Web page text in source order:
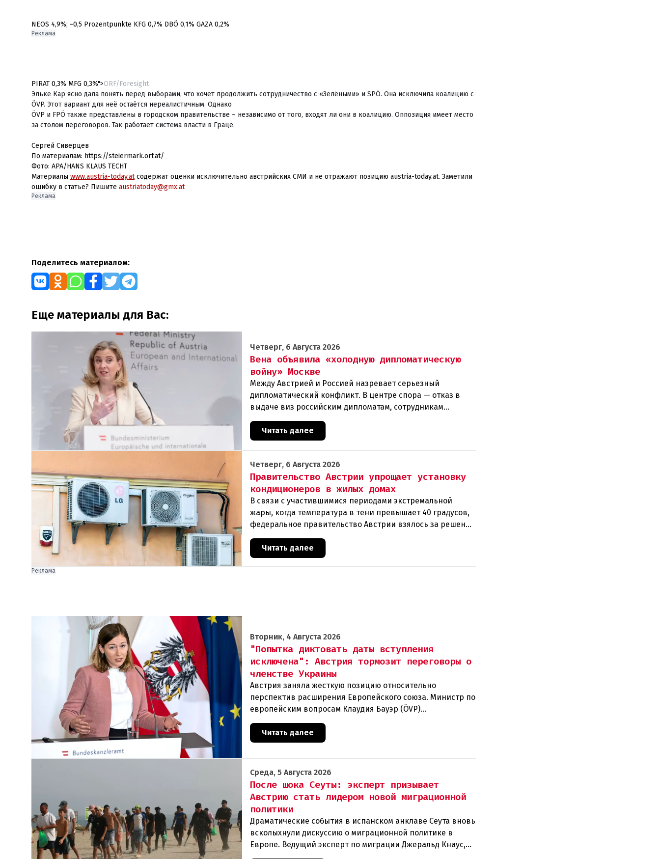
NEOS 4,9%; −0,5 Prozentpunkte KFG 0,7% DBÖ 0,1% GAZA 0,2%
Реклама
PIRAT 0,3% MFG 0,3%">ORF/Foresight
Эльке Кар ясно дала понять перед выборами, что хочет продолжить сотрудничество с «Зелёными» и SPÖ. Она исключила коалицию с
ÖVP. Этот вариант для неё остаётся нереалистичным. Однако
ÖVP и FPÖ также представлены в городском правительстве – независимо от того, входят ли они в коалицию. Оппозиция имеет место
за столом переговоров. Так работает система власти в Граце.
Сергей Сиверцев
По материалам: https://steiermark.orf.at/
Фото: APA/HANS KLAUS TECHT
Материалы www.austria-today.at содержат оценки исключительно австрийских СМИ и не отражают позицию austria-today.at. Заметили
ошибку в статье? Пишите austriatoday@gmx.at
Реклама
Поделитесь материалом:
Еще материалы для Вас:
Четверг, 6 Августа 2026
Вена объявила «холодную дипломатическую
войну» Москве
Между Австрией и Россией назревает серьезный
дипломатический конфликт. В центре спора — отказ в
выдаче виз российским дипломатам, сотрудникам
которые
Читать далее
Четверг, 6 Августа 2026
Правительство Австрии упрощает установку
кондиционеров в жилых домах
В связи с участившимися периодами экстремальной
жары, когда температура в тени превышает 40 градусов,
федеральное правительство Австрии взялось за решение
проблемы перегрева жилых помещений. В среду н
Читать далее
Реклама
Вторник, 4 Августа 2026
"Попытка диктовать даты вступления
исключена": Австрия тормозит переговоры о
членстве Украины
Австрия заняла жесткую позицию относительно
перспектив расширения Европейского союза. Министр по
европейским вопросам Клаудия Бауэр (ÖVP)
категорически исключила возможность ускоренного
присоединения
Читать далее
Среда, 5 Августа 2026
После шока Сеуты: эксперт призывает
Австрию стать лидером новой миграционной
политики
Драматические события в испанском анклаве Сеута вновь
всколыхнули дискуссию о миграционной политике в
Европе. Ведущий эксперт по миграции Джеральд Кнаус,